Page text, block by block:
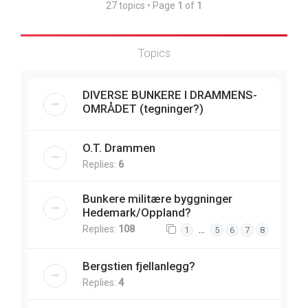
27 topics • Page 1 of 1
Topics
DIVERSE BUNKERE I DRAMMENS-
OMRÅDET (tegninger?)
O.T. Drammen
Replies: 6
Bunkere militære byggninger
Hedemark/Oppland?
Replies: 108 1 … 5 6 7 8
Bergstien fjellanlegg?
Replies: 4